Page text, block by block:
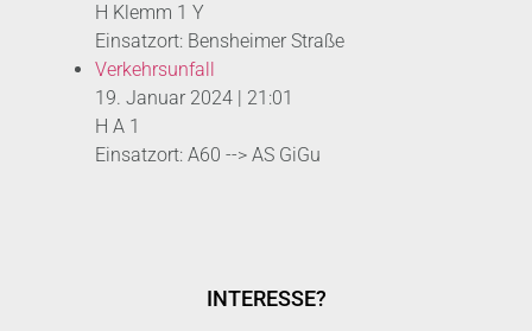
H Klemm 1 Y
Einsatzort: Bensheimer Straße
Verkehrsunfall
19. Januar 2024
21:01
H A 1
Einsatzort: A60 --> AS GiGu
INTERESSE?